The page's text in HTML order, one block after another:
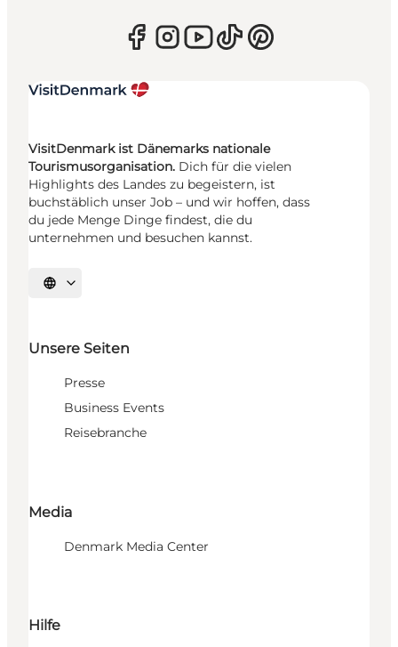
VisitDenmark ist Dänemarks nationale
Tourismusorganisation. Dich für die vielen
Highlights des Landes zu begeistern, ist
buchstäblich unser Job – und wir hoffen, dass
du jede Menge Dinge findest, die du
unternehmen und besuchen kannst.
Sprache auswählen
Unsere Seiten
Presse
Business Events
Reisebranche
Media
Denmark Media Center
Hilfe